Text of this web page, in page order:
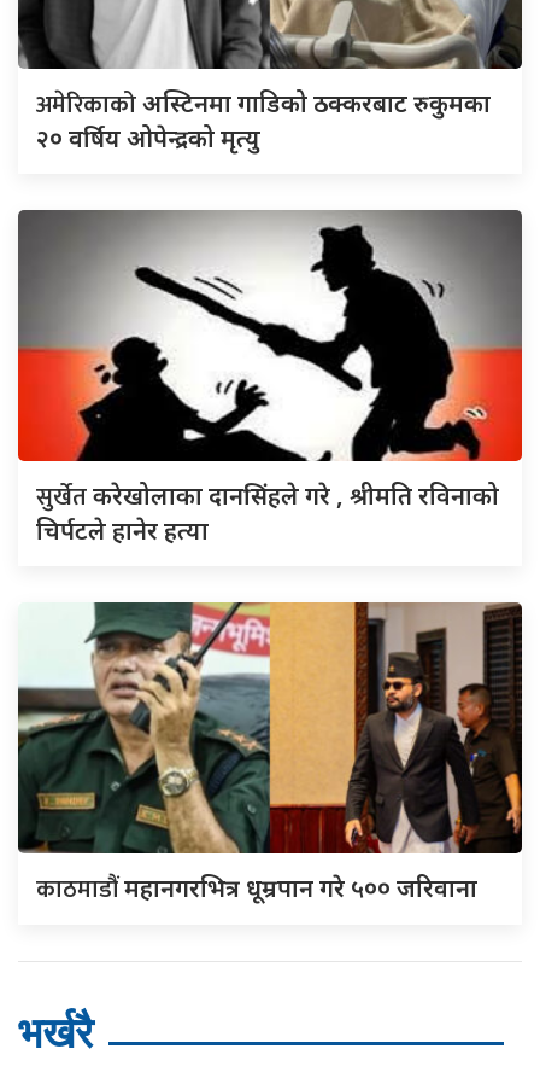
अमेरिकाकोअस्टिनमा गाडिको ठक्करबाट रुकुमका
२० वर्षिय ओपेन्द्रको मृत्यु
सुर्खेतकरेखोलाका दानसिंहले गरे , श्रीमति रविनाको
चिर्पटले हानेर हत्या
काठमाडौंमहानगरभित्र धूम्रपान गरे ५०० जरिवाना
भर्खरै